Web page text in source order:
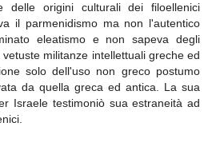
delle origini culturali dei filoellenici
il parmenidismo ma non l'autentico
eleatismo e non sapeva degli
militanze intellettuali greche ed
solo dell'uso non greco postumo
da quella greca ed antica. La sua
Israele testimoniò sua estraneità ad